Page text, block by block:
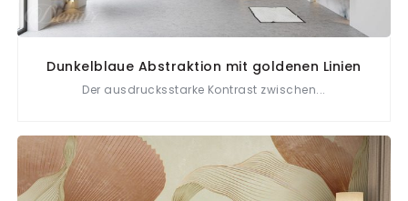
Dunkelblaue Abstraktion mit goldenen Linien
Der ausdrucksstarke Kontrast zwischen...